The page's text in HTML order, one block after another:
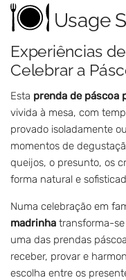
Usage
Experiências
Celebrar a
Esta prenda de páscoa
vivida à mesa, com
provado isoladamente
momentos de
queijos, o presunto, os
forma natural e
Numa celebração em
madrinha transforma-
uma das prendas
receber, provar e
escolha entre os